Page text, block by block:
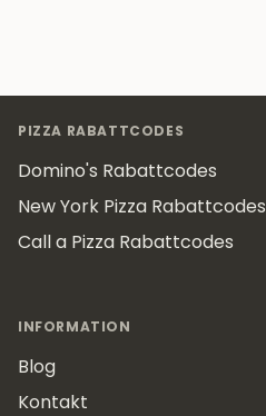
PIZZA RABATTCODES
Domino's Rabattcodes
New York Pizza Rabattcodes
Call a Pizza Rabattcodes
INFORMATION
Blog
Kontakt